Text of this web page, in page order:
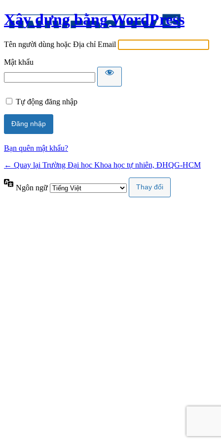
Xây dựng bằng WordPress
Tên người dùng hoặc Địa chỉ Email
Mật khẩu
Tự động đăng nhập
Bạn quên mật khẩu?
← Quay lại Trường Đại học Khoa học tự nhiên, ĐHQG-HCM
Ngôn ngữ